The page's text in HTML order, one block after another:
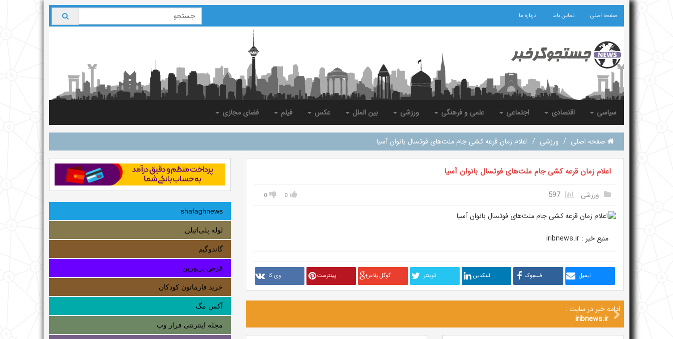
صفحه اصلی تماس باما درباره ما
سیاسی اقتصادی اجتماعی علمی و فرهنگی ورزشی بین الملل عکس فیلم فضای مجازی
صفحه اصلی / ورزشی / اعلام زمان قرعه کشی جام ملت‌های فوتسال بانوان آسیا
اعلام زمان قرعه کشی جام ملت‌های فوتسال بانوان آسیا
ورزشی 0
0
منبع خبر : iribnews.ir
ایمیل فیسبوک لینکدین تويتنر گوگل پلاس پینترست وی کا
ادامه خبر در سایت :
iribnews.ir
shafaghnews
لوله‌ پلی‌اتیلن
گاندوگیم
قرص پریورین
خرید فارماتون کودکان
آکس مگ
مجله اینترنتی فراز وب